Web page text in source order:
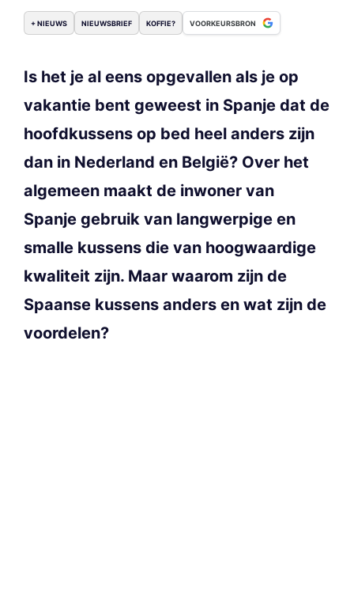
+ NIEUWS NIEUWSBRIEF KOFFIE? VOORKEURSBRON
Is het je al eens opgevallen als je op
vakantie bent geweest in Spanje dat de
hoofdkussens op bed heel anders zijn
dan in Nederland en België? Over het
algemeen maakt de inwoner van
Spanje gebruik van langwerpige en
smalle kussens die van hoogwaardige
kwaliteit zijn. Maar waarom zijn de
Spaanse kussens anders en wat zijn de
voordelen?